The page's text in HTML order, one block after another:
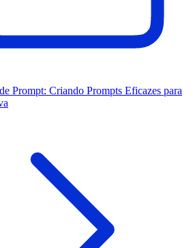
Prompt: Criando Prompts Eficazes para